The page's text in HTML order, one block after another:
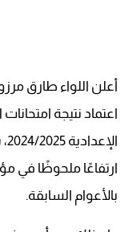
أعلن اللواء طارق
اعتماد نتيجة
ارتفاعًا ملحوظًا في
بالأعوام السابقة.